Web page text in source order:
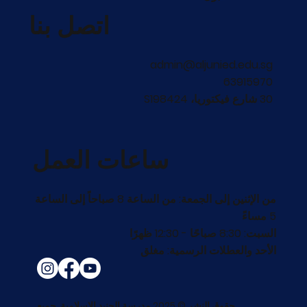
اتصل بنا
admin@aljunied.edu.sg
63915970
30 شارع فيكتوريا، S198424
ساعات العمل
من الإثنين إلى الجمعة: من الساعة 8 صباحاً إلى الساعة
5 مساءً
السبت: 8:30 صباحًا - 12:30 ظهرًا
الأحد والعطلات الرسمية: مغلق